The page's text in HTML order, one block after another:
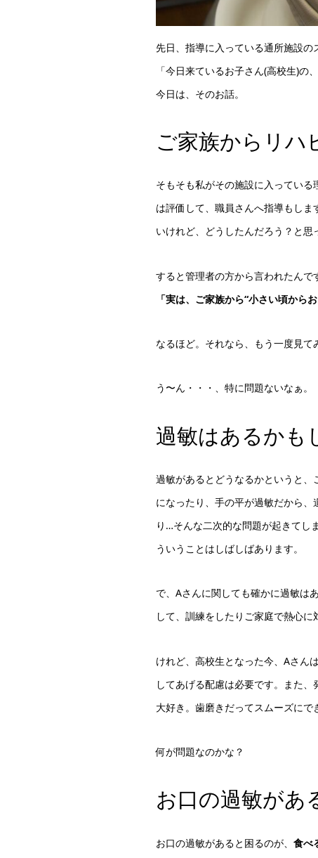
先日、指導に入っている通所施設の
「今日来ているお子さん(高校生)の
今日は、そのお話。
ご家族からリハ
そもそも私がその施設に入ってい
は評価して、職員さんへ指導もし
いけれど、どうしたんだろう？と思
すると管理者の方から言われたんで
「実は、ご家族から“小さい頃から
なるほど。それなら、もう一度見て
う〜ん・・・、特に問題ないなぁ。
過敏はあるかも
過敏があるとどうなるかというと
になったり、手の平が過敏だから
り…そんな二次的な問題が起きてし
ういうことはしばしばあります。
で、Aさんに関しても確かに過敏は
して、訓練をしたりご家庭で熱心に
けれど、高校生となった今、Aさん
してあげる配慮は必要です。また
大好き。歯磨きだってスムーズにで
何が問題なのかな？
お口の過敏があ
お口の過敏があると困るのが、 食べ